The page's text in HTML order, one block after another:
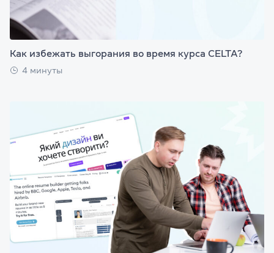
Как избежать выгорания во время курса CELTA?
4 минуты